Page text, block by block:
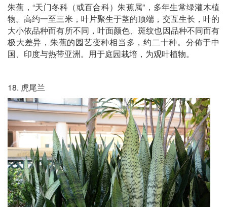
朱蕉，“天门冬科（或百合科）朱蕉属”，多年生常绿灌木植
物。高约一至三米，叶片聚生于茎的顶端，交互生长，叶的
大小依品种而有所不同，叶面颜色、斑纹也因品种不同而有
极大差异，朱蕉的园艺变种相当多，约二十种。分佈于中
国、印度与热带亚洲。用于庭园栽培，为观叶植物。
18. 虎尾兰